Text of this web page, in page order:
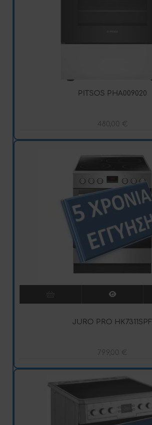
PITSOS PHA009020
480,00 €
JURO PRO HK7311SPF
799,00 €